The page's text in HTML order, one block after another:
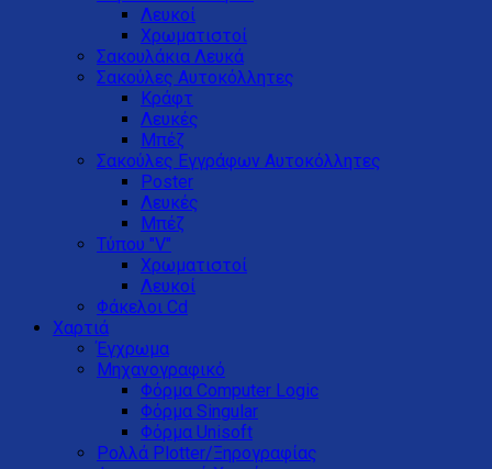
Λευκοί
Χρωματιστοί
Σακουλάκια Λευκά
Σακούλες Αυτοκόλλητες
Κράφτ
Λευκές
Μπέζ
Σακούλες Εγγράφων Αυτοκόλλητες
Poster
Λευκές
Μπέζ
Τύπου "V"
Xρωματιστοί
Λευκοί
Φάκελοι Cd
Χαρτιά
Έγχρωμα
Μηχανογραφικό
Φόρμα Computer Logic
Φόρμα Singular
Φόρμα Unisoft
Ρολλά Plotter/Ξηρογραφίας